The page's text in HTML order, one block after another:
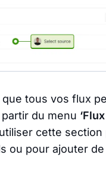
tous vos flux
du menu
cette
ou pour ajouter